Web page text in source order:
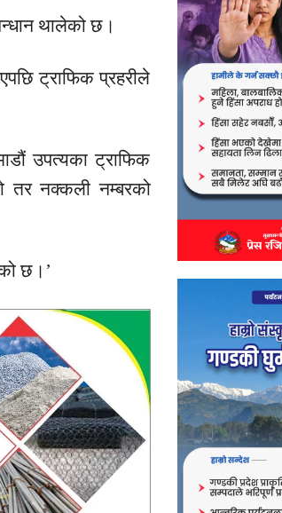
थालेको छ।
ट्राफिक प्रहरीले
उपत्यका ट्राफिक
तर नक्कली नम्बरको
छ।’